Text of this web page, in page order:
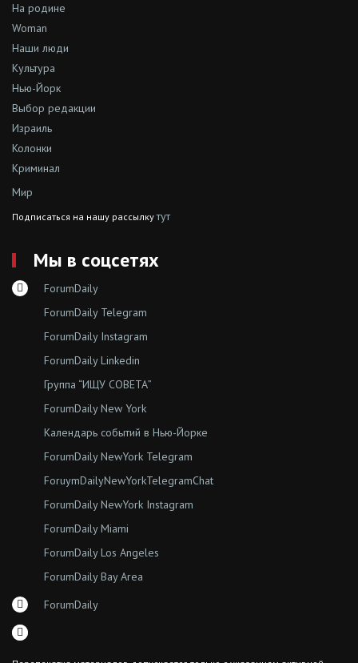
На родине
Woman
Наши люди
Культура
Нью-Йорк
Выбор редакции
Израиль
Колонки
Криминал
Мир
Подписаться на нашу рассылкутут
Мы в соцсетях
ForumDaily
ForumDaily Telegram
ForumDaily Instagram
ForumDaily Linkedin
Группа “ИЩУ СОВЕТА”
ForumDaily New York
Календарь событий в Нью-Йорке
ForumDaily NewYork Telegram
ForuymDailyNewYorkTelegramChat
ForumDaily NewYork Instagram
ForumDaily Miami
ForumDaily Los Angeles
ForumDaily Bay Area
ForumDaily